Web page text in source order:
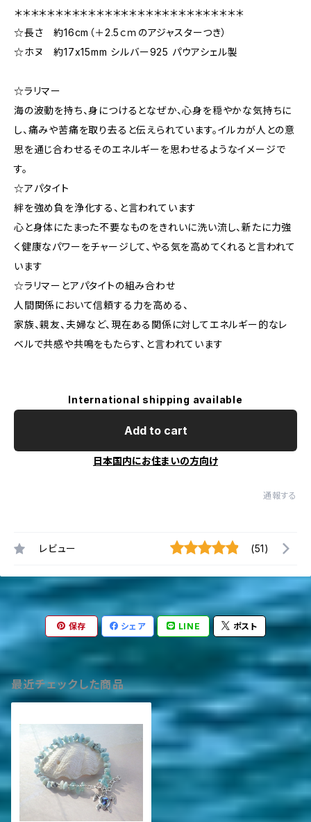
＊＊＊＊＊＊＊＊＊＊＊＊＊＊＊＊＊＊＊＊＊＊＊＊＊＊＊＊
☆長さ 約16cm（＋2.5ｃｍのアジャスターつき）
☆ホヌ 約17x15mm シルバー925 パウアシェル製
☆ラリマー
海の波動を持ち、身につけるとなぜか、心身を穏やかな気持ちに
し、痛みや苦痛を取り去ると伝えられています。イルカが人との意
思を通じ合わせるそのエネルギーを思わせるようなイメージで
す。
☆アパタイト
絆を強め負を浄化する、と言われています
心と身体にたまった不要なものをきれいに洗い流し、新たに力強
く健康なパワーをチャージして、やる気を高めてくれると言われて
います
☆ラリマーとアパタイトの組み合わせ
人間関係において信頼する力を高める、
家族、親友、夫婦など、現在ある関係に対してエネルギー的なレ
ベルで共感や共鳴をもたらす、と言われています
International shipping available
Add to cart
日本国内にお住まいの方向け
通報する
レビュー (51)
保存 シェア LINE ポスト
最近チェックした商品